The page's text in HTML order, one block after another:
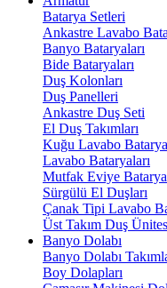
Batarya Setleri
Ankastre Lavabo
Banyo Bataryaları
Bide Bataryaları
Duş Kolonları
Duş Panelleri
Ankastre Duş Seti
El Duş Takımları
Kuğu Lavabo
Lavabo Bataryaları
Mutfak Eviye
Sürgülü El Duşları
Çanak Tipi Lavabo
Üst Takım Duş
Banyo Dolabı
Banyo Dolabı
Boy Dolapları